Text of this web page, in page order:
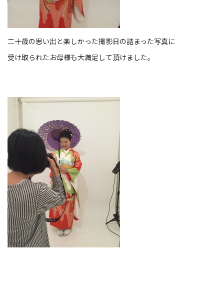
二十歳の思い出と楽しかった撮影日の詰まった写真に
受け取られたお母様も大満足して頂けました。